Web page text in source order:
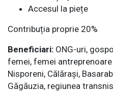
Accesul la piețe
Contribuția proprie 20%
Beneficiari: ONG-uri,
femei, femei
Nisporeni, Călărași,
Găgăuzia, regiunea